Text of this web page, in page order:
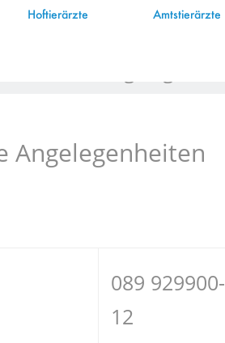
Hoftierärzte Amtstierärzte
Angelegenheiten
089 929900-
12